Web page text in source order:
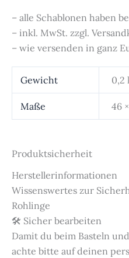
– alle Schablonen haben
– inkl. MwSt. zzgl.
– wie versenden in ganz
Gewicht 0,2
Maße 46
Produktsicherheit
Herstellerinformationen
Wissenswertes zur
Rohlinge
🛠️ Sicher bearbeiten
Damit du beim Basteln
achte bitte auf deinen